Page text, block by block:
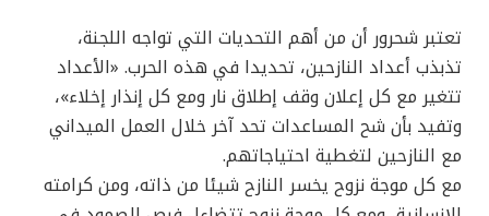
تعتبر شحرور أن من أهم التحديات التي تواجه اللجنة،
تذبذب أعداد النازحين، تحديدا في هذه الحرب. «الأعداد
تتغير مع كل إعلان وقف إطلاق نار ومع كل إنذار إخلاء»،
وتفيد بأن شح المساعدات تحد آخر خلال العمل الميداني
مع النازحين لتغطية احتياجاتهم.
مع كل موجة نزوح يخسر النازح شيئا من ذاته، ومن كرامته